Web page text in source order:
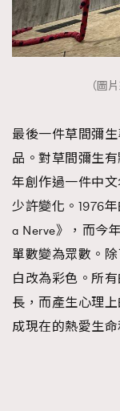
（圖
最後一件草間彌
品。對草間彌生
年創作過一件中
少許變化。1976
a Nerve》，而今
單數變為眾數。
白改為彩色。所
長，而產生心理
成現在的熱愛生命